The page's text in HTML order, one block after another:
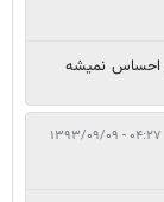
احساس نمیشه
۰۴:۲۷ - ۱۳۹۳/۰۹/۰۹